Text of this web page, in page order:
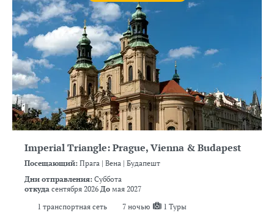
Imperial Triangle: Prague, Vienna & Budapest
Посещающий: Прага | Вена | Будапешт
Дни отправления: Суббота
откуда сентября 2026 До мая 2027
1 транспортная сеть 7 ночью
1 Туры